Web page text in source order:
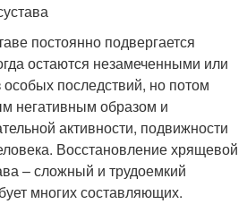
постоянно подвергается
остаются незамеченными или
особых последствий, но потом
негативным образом и
активности, подвижности
Восстановление хрящевой
– сложный и трудоемкий
многих составляющих.